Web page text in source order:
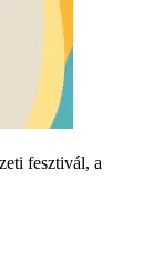
fesztivál, a